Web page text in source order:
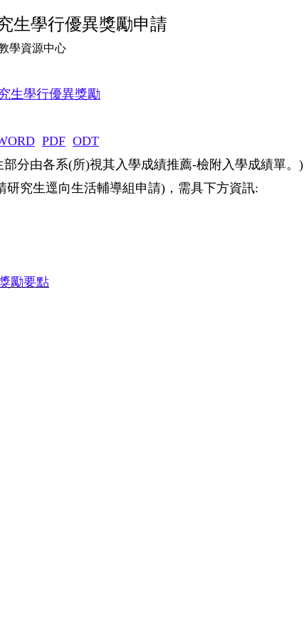
生學行優異獎勵申請
學資源中心
生學行優異獎勵
PDF ODT
分由各系(所)視其入學成績推薦-檢附入學成績單。)
研究生逕向生活輔導組申請)，需具下方資訊:
勵要點